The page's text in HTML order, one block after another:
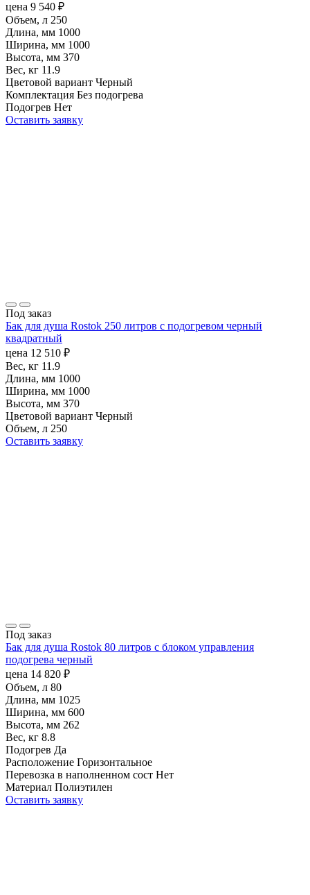
цена 9 540 ₽
Объем, л 250
Длина, мм 1000
Ширина, мм 1000
Высота, мм 370
Вес, кг 11.9
Цветовой вариант Черный
Комплектация Без подогрева
Подогрев Нет
Оставить заявку
Под заказ
Бак для душа Rostok 250 литров с подогревом черный
квадратный
цена 12 510 ₽
Вес, кг 11.9
Длина, мм 1000
Ширина, мм 1000
Высота, мм 370
Цветовой вариант Черный
Объем, л 250
Оставить заявку
Под заказ
Бак для душа Rostok 80 литров с блоком управления
подогрева черный
цена 14 820 ₽
Объем, л 80
Длина, мм 1025
Ширина, мм 600
Высота, мм 262
Вес, кг 8.8
Подогрев Да
Расположение Горизонтальное
Перевозка в наполненном сост Нет
Материал Полиэтилен
Оставить заявку